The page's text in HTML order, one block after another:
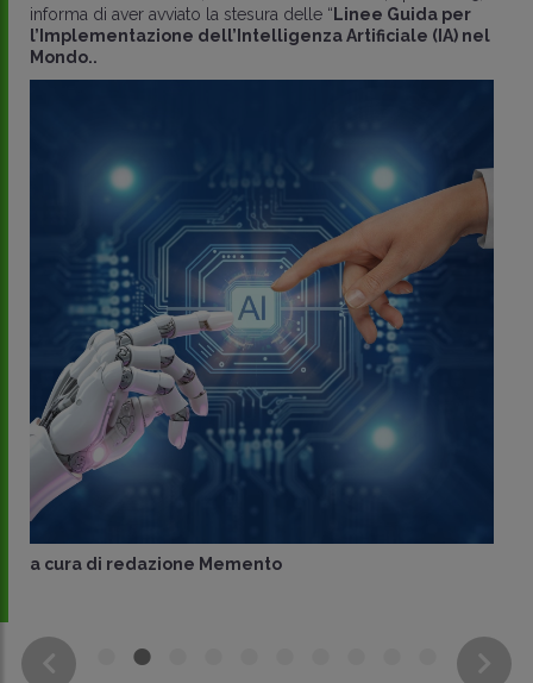
informa di aver avviato la stesura delle “ Linee Guida per
l’Implementazione dell’Intelligenza Artificiale (IA) nel
Mondo..
a cura di redazione Memento